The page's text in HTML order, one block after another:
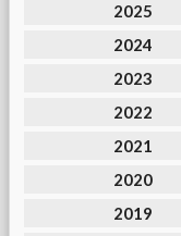
2025
2024
2023
2022
2021
2020
2019